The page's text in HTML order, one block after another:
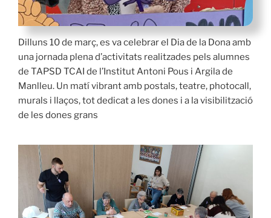
Dilluns 10 de març, es va celebrar el Dia de la Dona amb
una jornada plena d’activitats realitzades pels alumnes
de TAPSD TCAI de l’Institut Antoni Pous i Argila de
Manlleu. Un matí vibrant amb postals, teatre, photocall,
murals i llaços, tot dedicat a les dones i a la visibilització
de les dones grans